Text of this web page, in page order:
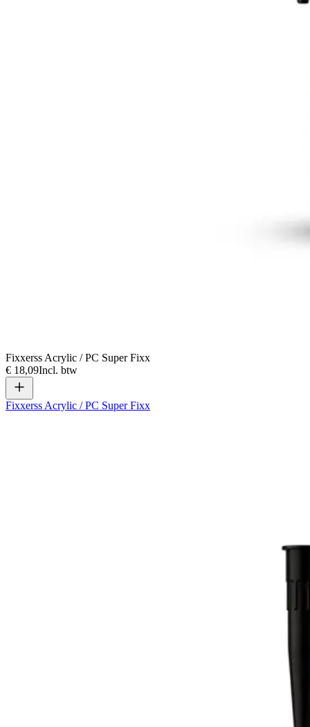
Fixxerss Acrylic / PC Super Fixx
€ 18,09Incl. btw
Fixxerss Acrylic / PC Super Fixx